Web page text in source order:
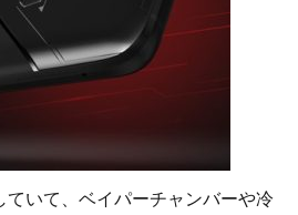
いて、ベイパーチャンバーや冷